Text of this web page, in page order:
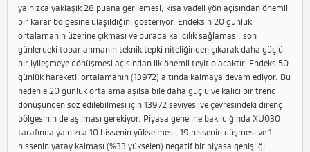
yalnızca yaklaşık 28 puana gerilemesi, kısa vadeli yön açısından önemli
bir karar bölgesine ulaşıldığını gösteriyor. Endeksin 20 günlük
ortalamanın üzerine çıkması ve burada kalıcılık sağlaması, son
günlerdeki toparlanmanın teknik tepki niteliğinden çıkarak daha güçlü
bir iyileşmeye dönüşmesi açısından ilk önemli teyit olacaktır. Endeks 50
günlük hareketli ortalamanın (13972) altında kalmaya devam ediyor. Bu
nedenle 20 günlük ortalama aşılsa bile daha güçlü ve kalıcı bir trend
dönüşünden söz edilebilmesi için 13972 seviyesi ve çevresindeki direnç
bölgesinin de aşılması gerekiyor. Piyasa geneline bakıldığında XU030
tarafında yalnızca 10 hissenin yükselmesi, 19 hissenin düşmesi ve 1
hissenin yatay kalması (%33 yükselen) negatif bir piyasa genişliği